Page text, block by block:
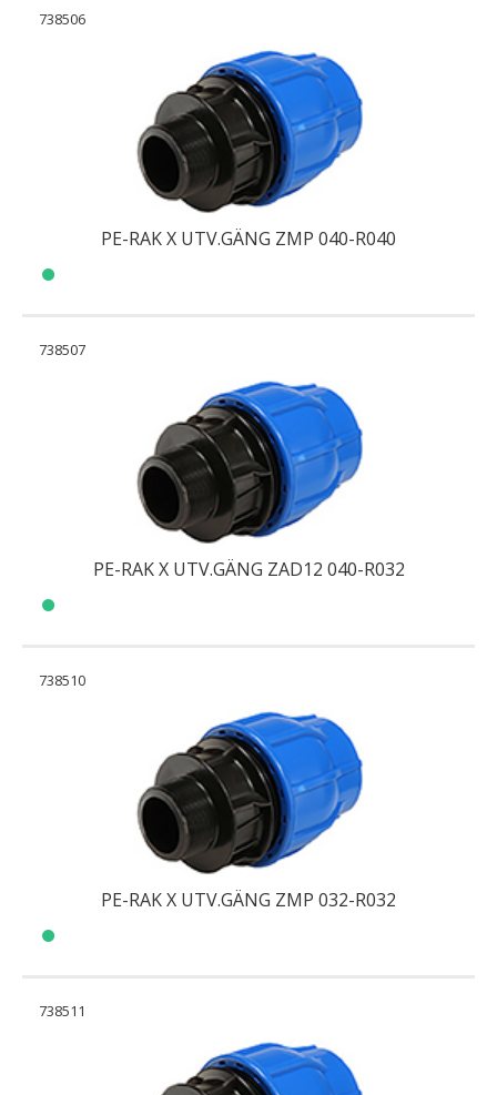
738506
PE-RAK X UTV.GÄNG ZMP 040-R040
738507
PE-RAK X UTV.GÄNG ZAD12 040-R032
738510
PE-RAK X UTV.GÄNG ZMP 032-R032
738511